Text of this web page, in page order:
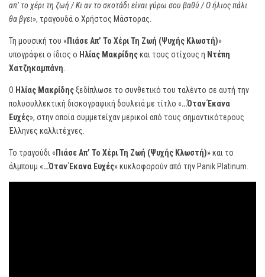
απ’ το χέρι τη ζωή / Κι αν το σκοτάδι είναι γύρω σου βαθύ / Ο ήλιος πάλι
θα βγει», τραγουδά ο Χρήστος Μάστορας.
Τη μουσική του « Πιάσε Απ’ Το Χέρι Τη Ζωή (Ψυχής Κλωστή)»
υπογράφει ο ίδιος ο Ηλίας Μακρίδηςκαι τους στίχους η Ντέπη
Χατζηκαμπάνη
Ο Ηλίας Μακρίδηςξεδίπλωσε το συνθετικό του ταλέντο σε αυτή την
πολυσυλλεκτική δισκογραφική δουλειά με τίτλο «…Όταν Έκανα
Ευχές», στην οποία συμμετείχαν μερικοί από τους σημαντικότερους
Έλληνες καλλιτέχνες.
Το τραγούδι « Πιάσε Απ’ Το Χέρι Τη Ζωή (Ψυχής Κλωστή)» και το
άλμπουμ «…Όταν Έκανα Ευχές» κυκλοφορούν από την Panik Platinum.